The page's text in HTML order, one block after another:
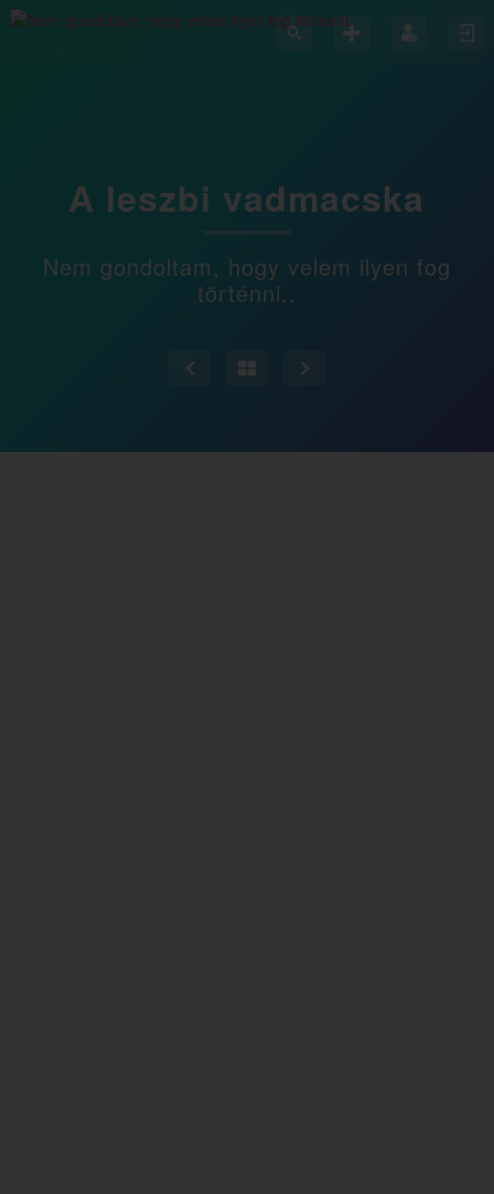
A leszbi vadmacska
Nem gondoltam, hogy velem ilyen fog
történni..